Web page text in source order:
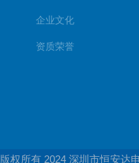
企业文化
资质荣誉
版权所有 2024 深圳市恒安达